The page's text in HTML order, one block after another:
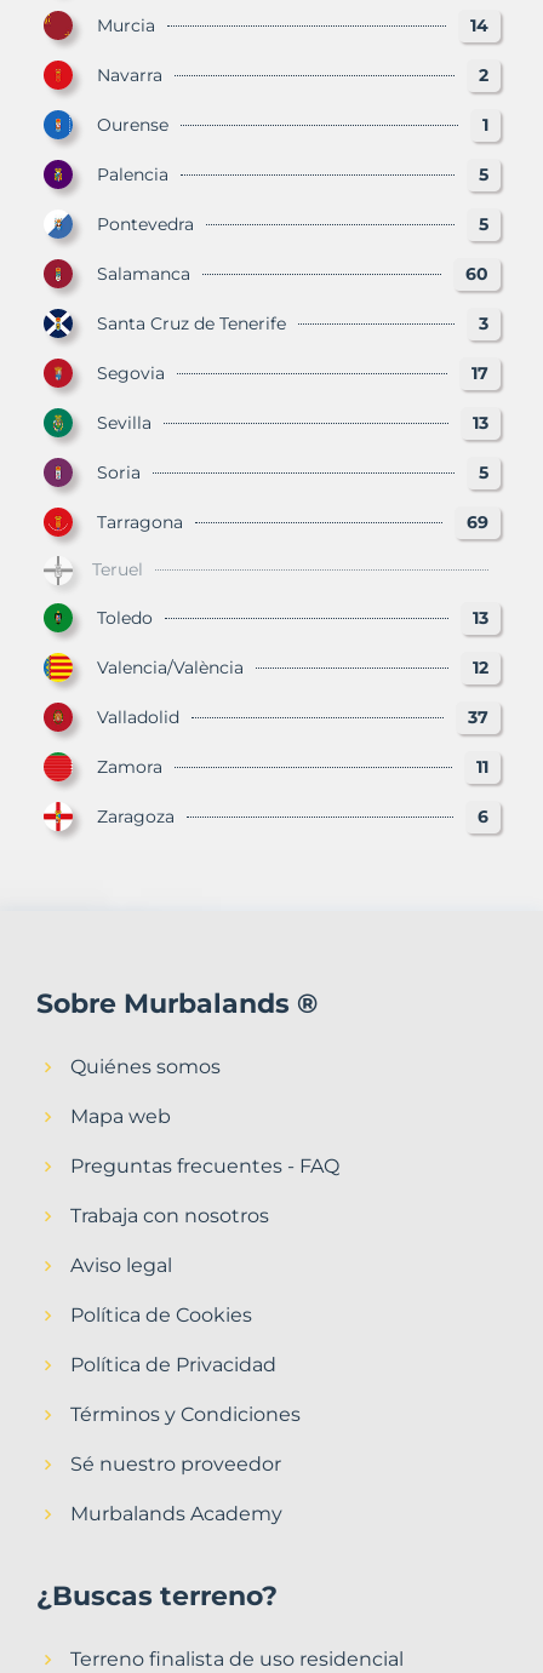
Murcia 14
Navarra 2
Ourense 1
Palencia 5
Pontevedra 5
Salamanca 60
Santa Cruz de Tenerife 3
Segovia 17
Sevilla 13
Soria 5
Tarragona 69
Teruel
Toledo 13
Valencia/València 12
Valladolid 37
Zamora 11
Zaragoza 6
Sobre Murbalands ®
Quiénes somos
Mapa web
Preguntas frecuentes - FAQ
Trabaja con nosotros
Aviso legal
Política de Cookies
Política de Privacidad
Términos y Condiciones
Sé nuestro proveedor
Murbalands Academy
¿Buscas terreno?
Terreno finalista de uso residencial